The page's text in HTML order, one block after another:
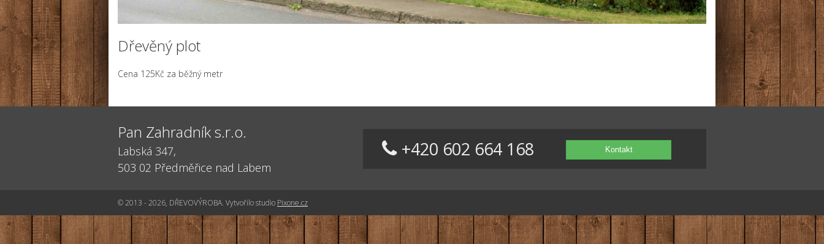
Dřevěný plot
Cena 125Kč za běžný metr
Pan Zahradník s.r.o.
Labská 347,
503 02 Předměřice nad Labem
+420 602 664 168 Kontakt
© 2013 - 2026, DŘEVOVÝROBA. Vytvořilo studio Pixone.cz